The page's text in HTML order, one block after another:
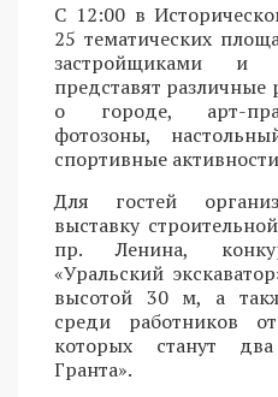
С 12:00 в
25 тематических
застройщиками и
представят различные
о городе, арт-
фотозоны,
спортивные
Для гостей
выставку
пр. Ленина,
«Уральский
высотой 30 м, а
среди работников
которых станут
Гранта».